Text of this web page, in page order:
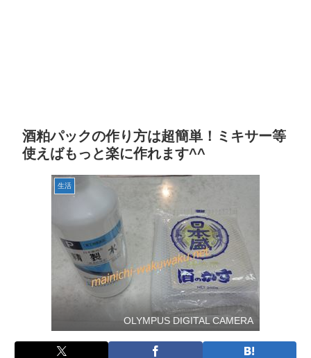
酒粕パックの作り方は超簡単！ミキサー等
使えばもっと楽に作れます^^
生活
OLYMPUS DIGITAL CAMERA